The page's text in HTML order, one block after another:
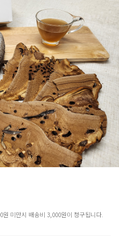
원 미만시 배송비 3,000원이 청구됩니다.